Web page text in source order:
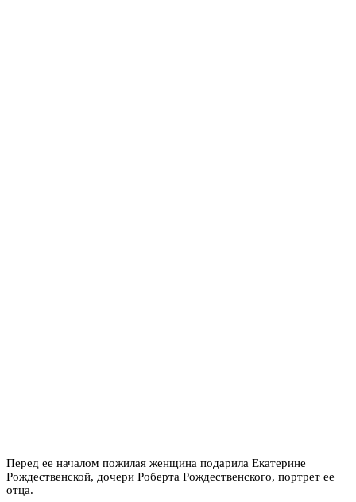
Перед ее началом пожилая женщина подарила Екатерине
Рождественской, дочери Роберта Рождественского, портрет ее
отца.